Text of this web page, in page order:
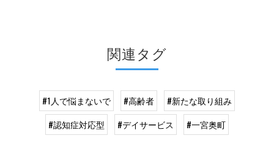
関連タグ
#1人で悩まないで #高齢者
#新たな取り組み
#認知症対応型
#デイサービス #一宮奥町